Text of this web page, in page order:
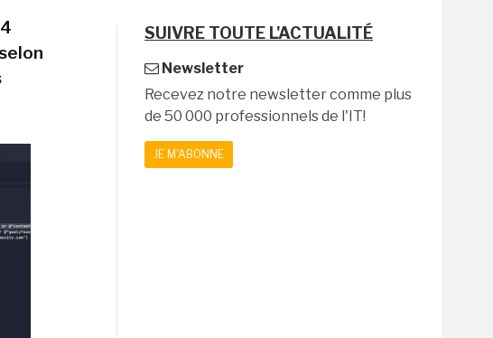
SUIVRE TOUTE L'ACTUALITÉ
Newsletter
Recevez notre newsletter comme plus
de 50 000 professionnels de l'IT!
JE M'ABONNE